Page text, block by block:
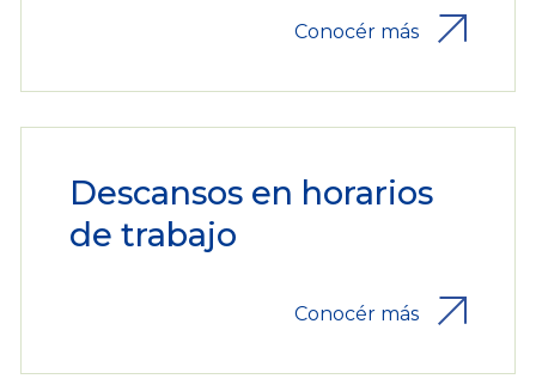
Conocér más
Descansos en horarios
de trabajo
Conocér más